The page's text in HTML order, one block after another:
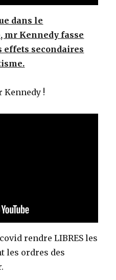
dans le
mr Kennedy fasse
effets secondaires
Kennedy !
rendre LIBRES les
les ordres des